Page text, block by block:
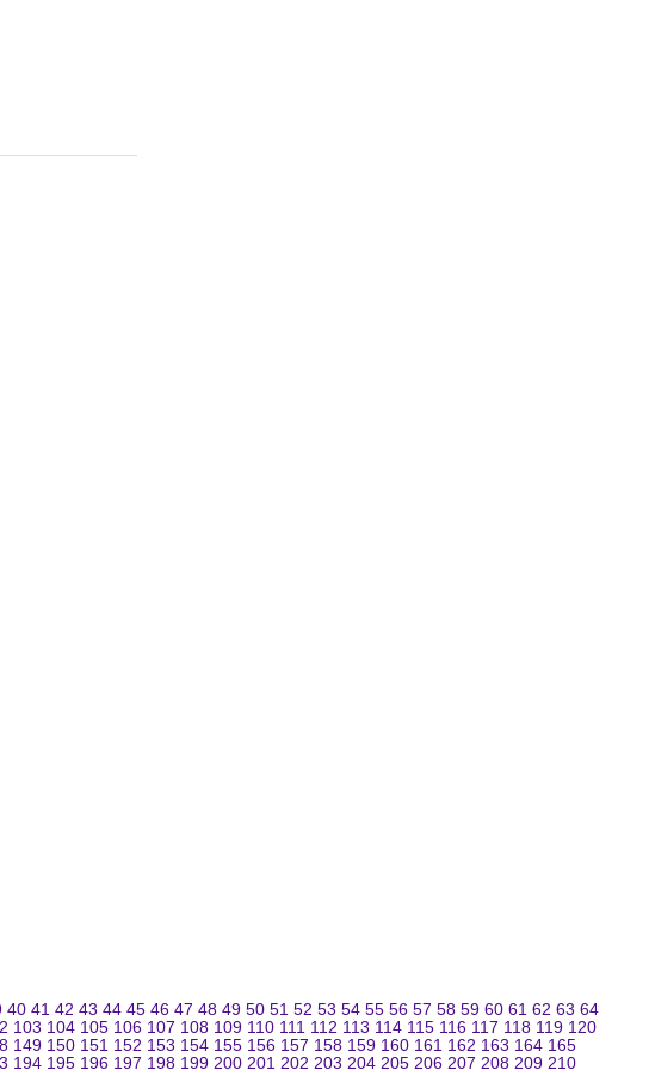
40 41 42 43 44 45 46 47 48 49 50 51 52 53 54 55 56 57 58 59 60 61 62 63 64
103 104 105 106 107 108 109 110 111 112 113 114 115 116 117 118 119 120
149 150 151 152 153 154 155 156 157 158 159 160 161 162 163 164 165
194 195 196 197 198 199 200 201 202 203 204 205 206 207 208 209 210